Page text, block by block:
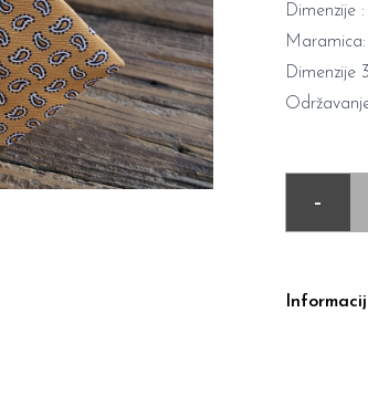
Dimenzije
Dimenzije
-